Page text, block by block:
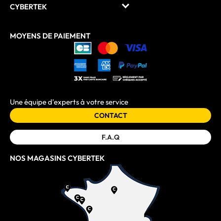
Nos dispositifs d’impressions ne sont pas en reste. Nos remises couvrent des
modèles jet d’encre compacts à une
votre bureau, n’interrompez jamais votre flux de travail grâce à la
connectivité d’une imprimante HP en solde.
Les promotions chez Cybertek sont votre ticket VIP sur la scène des soldes
HP. C’est un alliage de qualité et de performance à des prix exceptionnels
que vous ne verrez nulle part ailleurs. Faites confiance dans l’expertise de
notre catalogue pour moderniser votre environnement numérique aux
CYBERTEK
MOYENS DE PAIEMENT
Une équipe d'experts à votre service
CONTACT
F.A.Q
NOS MAGASINS CYBERTEK